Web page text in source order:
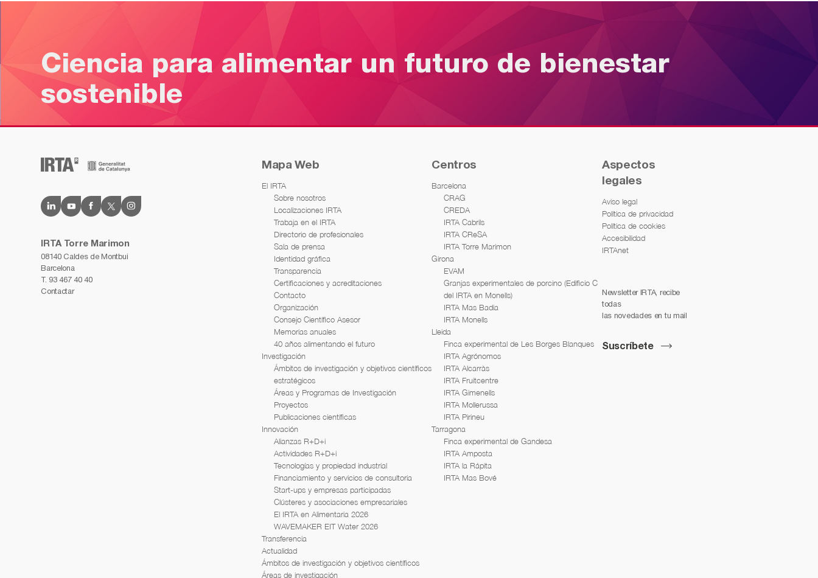
Ciencia para alimentar un futuro de bienestar
sostenible
IRTA Torre Marimon
08140 Caldes de Montbui
Barcelona
T. 93 467 40 40
Contactar
Mapa Web
El IRTA
Sobre nosotros
Localizaciones IRTA
Trabaja en el IRTA
Directorio de profesionales
Sala de prensa
Identidad gráfica
Transparencia
Certificaciones y acreditaciones
Contacto
Organización
Consejo Científico Asesor
Memorias anuales
40 años alimentando el futuro
Investigación
Ámbitos de investigación y objetivos científicos
estratégicos
Áreas y Programas de Investigación
Proyectos
Publicaciones científicas
Innovación
Alianzas R+D+i
Actividades R+D+i
Tecnologías y propiedad industrial
Financiamiento y servicios de consultoria
Start-ups y empresas participadas
Clústeres y asociaciones empresariales
El IRTA en Alimentaria 2026
WAVEMAKER EIT Water 2026
Transferencia
Actualidad
Ámbitos de investigación y objetivos científicos
Áreas de investigación
Centros
Barcelona
CRAG
CREDA
IRTA Cabrils
IRTA CReSA
IRTA Torre Marimon
Girona
EVAM
Granjas experimentales de porcino (Edificio C
del IRTA en Monells)
IRTA Mas Badia
IRTA Monells
Lleida
Finca experimental de Les Borges Blanques
IRTA Agrónomos
IRTA Alcarràs
IRTA Fruitcentre
IRTA Gimenells
IRTA Mollerussa
IRTA Pirineu
Tarragona
Finca experimental de Gandesa
IRTA Amposta
IRTA la Rápita
IRTA Mas Bové
Aspectos
legales
Aviso legal
Política de privacidad
Política de cookies
Accesibilidad
IRTAnet
Newsletter IRTA, recibe
todas
las novedades en tu mail
Suscríbete